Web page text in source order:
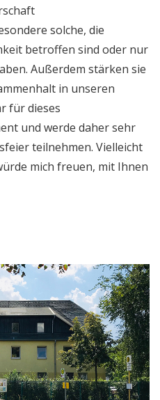
solche, die
betroffen sind oder nur
Außerdem stärken sie
in unseren
für dieses
und werde daher sehr
teilnehmen. Vielleicht
mich freuen, mit Ihnen